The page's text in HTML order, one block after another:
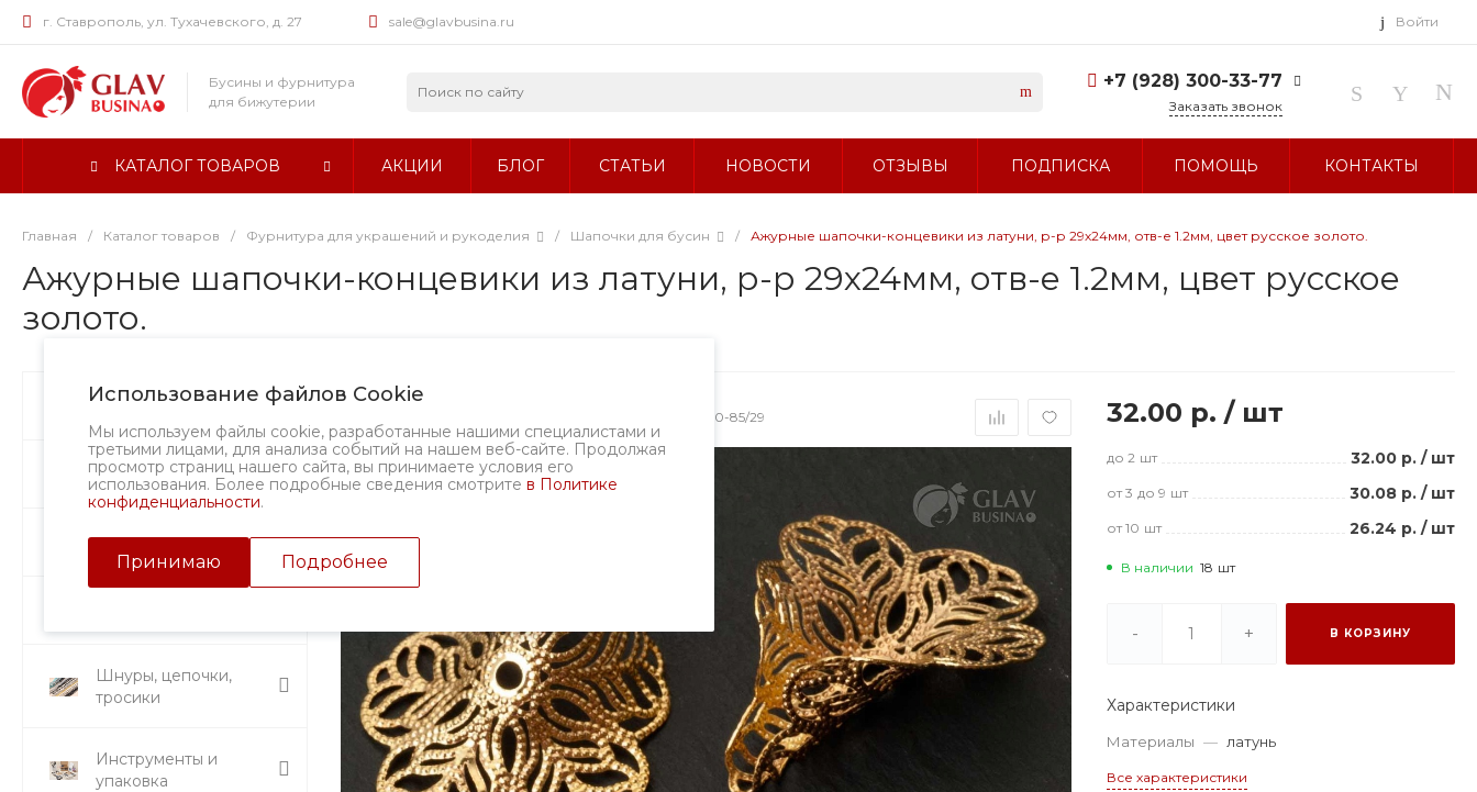
г. Ставрополь, ул. Тухачевского, д. 27 sale@glavbusina.ru Войти
Бусины и фурнитура
для бижутерии
+7 (928) 300-33-77
г. Ставрополь, ул.
sale@glavbusina.ru
Заказать звонок
КАТАЛОГ ТОВАРОВ АКЦИИ БЛОГ СТАТЬИ НОВОСТИ ОТЗЫВЫ ПОДПИСКА ПОМОЩЬ КОНТАКТЫ
Главная / Каталог товаров / Фурнитура для украшений и рукоделия / Шапочки для бусин / Ажурные шапочки-концевики из латуни, р-р 29х24мм, отв-е 1.2мм, цвет русское золото.
Ажурные шапочки-концевики из латуни, р-р 29х24мм, отв-е 1.2мм, цвет русское
золото.
Использование файлов Cookie
Мы используем файлы cookie, разработанные нашими специалистами и
третьими лицами, для анализа событий на нашем веб-сайте. Продолжая
просмотр страниц нашего сайта, вы принимаете условия его
использования. Более подробные сведения смотрите в Политике
конфиденциальности.
Принимаю Подробнее
Бусины
Фурнитура
Подвески и кулоны
Шнуры, цепочки,
тросики
Инструменты и
упаковка
4830-85/29 32.00 р./ шт
до 2 шт 32.00 р. / шт
от 3 до 9 шт 30.08 р. / шт
от 10 шт 26.24 р. / шт
В наличии 18 шт
- + В КОРЗИНУ
Характеристики
Материалы — латунь
Все характеристики